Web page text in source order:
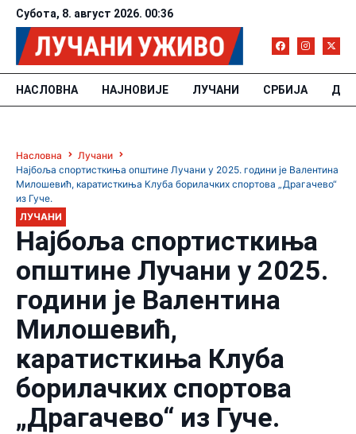
Субота, 8. август 2026. 00:36
НАСЛОВНА НАЈНОВИЈЕ ЛУЧАНИ СРБИЈА
Насловна
Лучани
Најбоља спортисткиња општине Лучани у 2025. години је Валентина
Милошевић, каратисткиња Клуба борилачких спортова „Драгачево“
из Гуче.
ЛУЧАНИ
Најбоља спортисткиња
општине Лучани у 2025.
години је Валентина
Милошевић,
каратисткиња Клуба
борилачких спортова
„Драгачево“ из Гуче.